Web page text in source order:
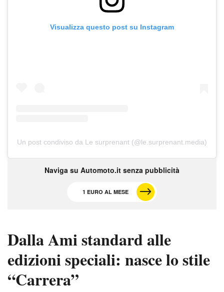
Visualizza questo post su Instagram
Un post condiviso da Le surprenant (@le.surprenant.media)
Naviga su Automoto.it senza pubblicità
1 EURO AL MESE
Dalla Ami standard alle
edizioni speciali: nasce lo stile
“Carrera”